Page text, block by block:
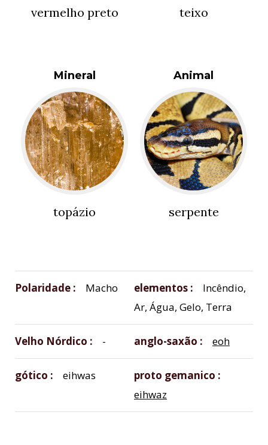
vermelho preto teixo
Mineral
topázio
Animal
serpente
Polaridade Macho elementos
Incêndio,
Ar, Água, Gelo, Terra
Velho Nórdico - anglo-saxão eoh
gótico eihwas
proto gemanico
eihwaz